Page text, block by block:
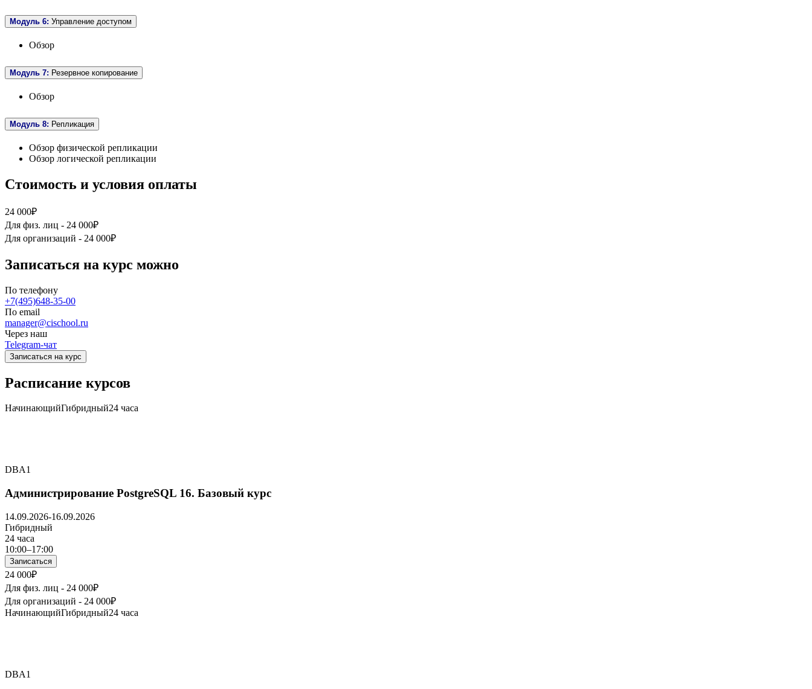
Модуль 6: Управление доступом
Обзор
Модуль 7: Резервное копирование
Обзор
Модуль 8: Репликация
Обзор физической репликации
Обзор логической репликации
Стоимость и условия оплаты
24 000₽
Для физ. лиц - 24 000₽
Для организаций - 24 000₽
Записаться на курс можно
По телефону
+7(495)648-35-00
По email
manager@cischool.ru
Через наш
Telegram-чат
Записаться на курс
Расписание курсов
НачинающийГибридный24 часа
DBA1
Администрирование PostgreSQL 16. Базовый курс
14.09.2026-16.09.2026
Гибридный
24 часа
10:00–17:00
Записаться
24 000₽
Для физ. лиц - 24 000₽
Для организаций - 24 000₽
НачинающийГибридный24 часа
DBA1